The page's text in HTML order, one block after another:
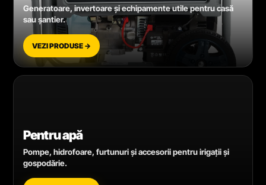
Generatoare, invertoare și echipamente utile pentru casă
sau șantier.
VEZI PRODUSE →
Pentru apă
Pompe, hidrofoare, furtunuri și accesorii pentru irigații și
gospodărie.